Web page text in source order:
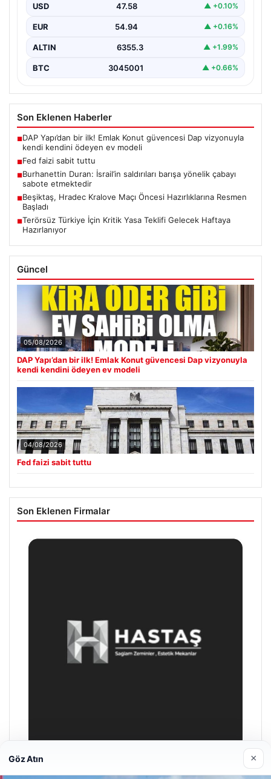
USD 47.58 ▲ +0.10%
EUR 54.94 ▲ +0.16%
ALTIN 6355.3 ▲ +1.99%
BTC 3045001 ▲ +0.66%
Son Eklenen Haberler
■DAP Yapı’dan bir ilk! Emlak Konut güvencesi Dap vizyonuyla
kendi kendini ödeyen ev modeli
■Fed faizi sabit tuttu
■Burhanettin Duran: İsrail’in saldırıları barışa yönelik çabayı
sabote etmektedir
■Beşiktaş, Hradec Kralove Maçı Öncesi Hazırlıklarına Resmen
Başladı
■Terörsüz Türkiye İçin Kritik Yasa Teklifi Gelecek Haftaya
Hazırlanıyor
Güncel
05/08/2026
DAP Yapı’dan bir ilk! Emlak Konut güvencesi Dap vizyonuyla
kendi kendini ödeyen ev modeli
04/08/2026
Fed faizi sabit tuttu
Son Eklenen Firmalar
Göz Atın ×